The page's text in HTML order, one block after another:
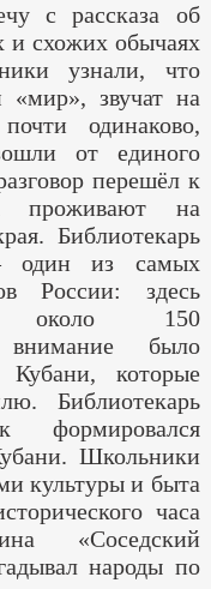
с рассказа об
и схожих обычаях
узнали, что
«мир», звучат на
одинаково,
от единого
перешёл к
проживают на
Библиотекарь
один из самых
России: здесь
около 150
внимание было
которые
Библиотекарь
Школьники
культуры и быта
часа
«Соседский
народы по